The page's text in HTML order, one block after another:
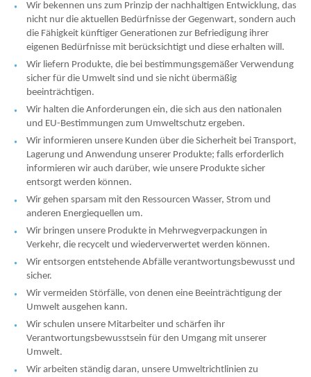
Wir bekennen uns zum Prinzip der nachhaltigen Entwicklung, das
nicht nur die aktuellen Bedürfnisse der Gegenwart, sondern auch
die Fähigkeit künftiger Generationen zur Befriedigung ihrer
eigenen Bedürfnisse mit berücksichtigt und diese erhalten will.
Wir liefern Produkte, die bei bestimmungsgemäßer Verwendung
sicher für die Umwelt sind und sie nicht übermäßig
beeinträchtigen.
Wir halten die Anforderungen ein, die sich aus den nationalen
und EU-Bestimmungen zum Umweltschutz ergeben.
Wir informieren unsere Kunden über die Sicherheit bei Transport,
Lagerung und Anwendung unserer Produkte; falls erforderlich
informieren wir auch darüber, wie unsere Produkte sicher
entsorgt werden können.
Wir gehen sparsam mit den Ressourcen Wasser, Strom und
anderen Energiequellen um.
Wir bringen unsere Produkte in Mehrwegverpackungen in
Verkehr, die recycelt und wiederverwertet werden können.
Wir entsorgen entstehende Abfälle verantwortungsbewusst und
sicher.
Wir vermeiden Störfälle, von denen eine Beeinträchtigung der
Umwelt ausgehen kann.
Wir schulen unsere Mitarbeiter und schärfen ihr
Verantwortungsbewusstsein für den Umgang mit unserer
Umwelt.
Wir arbeiten ständig daran, unsere Umweltrichtlinien zu